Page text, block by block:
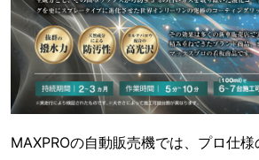
MAXPROの自動販売機では、プロ仕